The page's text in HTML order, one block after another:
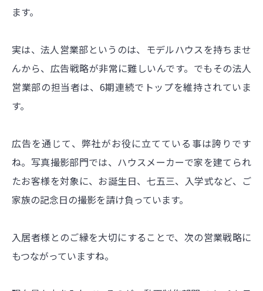
ます。
実は、法人営業部というのは、モデルハウスを持ちませ
んから、広告戦略が非常に難しいんです。でもその法人
営業部の担当者は、6期連続でトップを維持されていま
す。
広告を通じて、弊社がお役に立てている事は誇りです
ね。写真撮影部門では、ハウスメーカーで家を建てられ
たお客様を対象に、お誕生日、七五三、入学式など、ご
家族の記念日の撮影を請け負っています。
入居者様とのご縁を大切にすることで、次の営業戦略に
もつながっていますね。